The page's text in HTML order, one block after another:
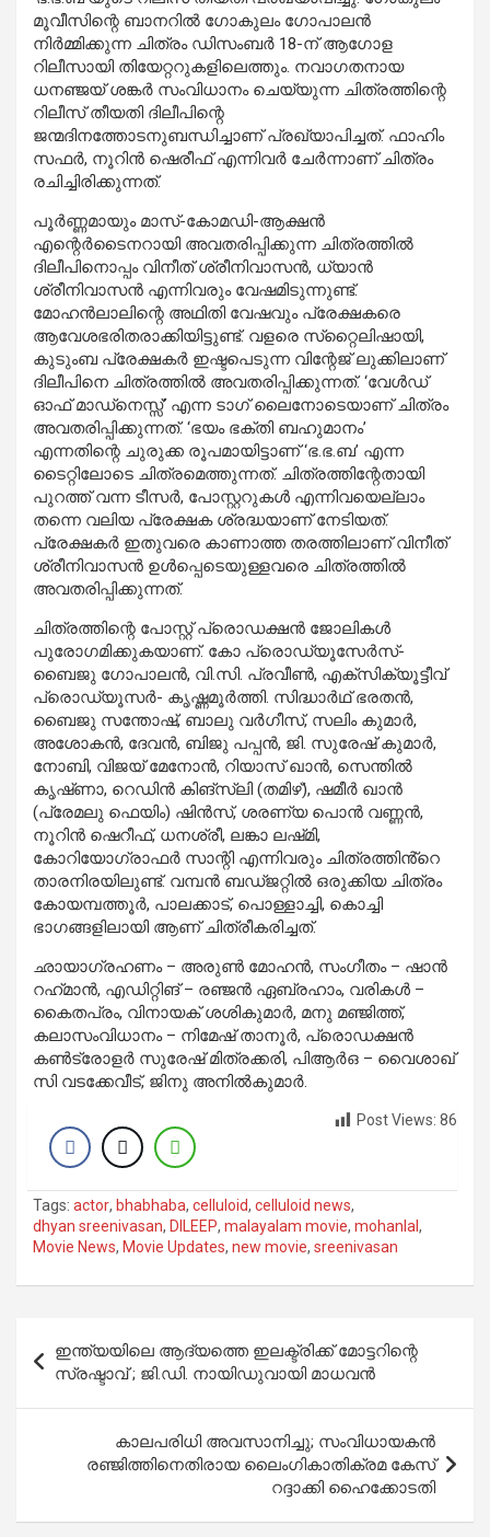
മൂവീസിന്റെ ബാനറില്‍ ഗോകുലം ഗോപാലന്‍
നിര്‍മ്മിക്കുന്ന ചിത്രം ഡിസംബര്‍ 18-ന് ആഗോള
റിലീസായി തിയേറ്ററുകളിലെത്തും. നവാഗതനായ
ധനഞ്ജയ് ശങ്കര്‍ സംവിധാനം ചെയ്യുന്ന ചിത്രത്തിന്റെ
റിലീസ് തീയതി ദിലീപിന്റെ
ജന്മദിനത്തോടനുബന്ധിച്ചാണ് പ്രഖ്യാപിച്ചത്. ഫാഹിം
സഫർ, നൂറിൻ ഷെരീഫ് എന്നിവർ ചേർന്നാണ് ചിത്രം
രചിച്ചിരിക്കുന്നത്.
പൂര്‍ണ്ണമായും മാസ്-കോമഡി-ആക്ഷന്‍
എന്റെര്‍ടൈനറായി അവതരിപ്പിക്കുന്ന ചിത്രത്തില്‍
ദിലീപിനൊപ്പം വിനീത് ശ്രീനിവാസന്‍, ധ്യാന്‍
ശ്രീനിവാസന്‍ എന്നിവരും വേഷമിടുന്നുണ്ട്.
മോഹൻലാലിന്റെ അഥിതി വേഷവും പ്രേക്ഷകരെ
ആവേശഭരിതരാക്കിയിട്ടുണ്ട്. വളരെ സ്‌റ്റൈലിഷായി,
കുടുംബ പ്രേക്ഷകര്‍ ഇഷ്ടപെടുന്ന വിന്റേജ് ലുക്കിലാണ്
ദിലീപിനെ ചിത്രത്തില്‍ അവതരിപ്പിക്കുന്നത്. ‘വേൾഡ്
ഓഫ് മാഡ്‌നെസ്സ്’ എന്ന ടാഗ് ലൈനോടെയാണ് ചിത്രം
അവതരിപ്പിക്കുന്നത്. ‘ഭയം ഭക്തി ബഹുമാനം’
എന്നതിന്റെ ചുരുക്ക രൂപമായിട്ടാണ് ‘ഭ.ഭ.ബ’ എന്ന
ടൈറ്റിലോടെ ചിത്രമെത്തുന്നത്. ചിത്രത്തിന്റേതായി
പുറത്ത് വന്ന ടീസർ, പോസ്റ്ററുകൾ എന്നിവയെല്ലാം
തന്നെ വലിയ പ്രേക്ഷക ശ്രദ്ധയാണ് നേടിയത്.
പ്രേക്ഷകർ ഇതുവരെ കാണാത്ത തരത്തിലാണ് വിനീത്
ശ്രീനിവാസൻ ഉൾപ്പെടെയുള്ളവരെ ചിത്രത്തിൽ
അവതരിപ്പിക്കുന്നത്.
ചിത്രത്തിന്റെ പോസ്റ്റ് പ്രൊഡക്ഷൻ ജോലികൾ
പുരോഗമിക്കുകയാണ്. കോ പ്രൊഡ്യൂസേര്‍സ്-
ബൈജു ഗോപാലന്‍, വി.സി. പ്രവീണ്‍, എക്‌സിക്യൂട്ടീവ്
പ്രൊഡ്യൂസര്‍- കൃഷ്ണമൂര്‍ത്തി. സിദ്ധാർഥ് ഭരതൻ,
ബൈജു സന്തോഷ്, ബാലു വർഗീസ്, സലിം കുമാർ,
അശോകൻ, ദേവൻ, ബിജു പപ്പൻ, ജി. സുരേഷ് കുമാർ,
നോബി, വിജയ് മേനോൻ, റിയാസ് ഖാൻ, സെന്തിൽ
കൃഷ്‌ണാ, റെഡിൻ കിങ്സ്‌ലി (തമിഴ്), ഷമീർ ഖാൻ
(പ്രേമലു ഫെയിം) ഷിൻസ്, ശരണ്യ പൊൻ വണ്ണൻ,
നൂറിൻ ഷെറീഫ്, ധനശ്രീ, ലങ്കാ ലഷ്‌മി,
കോറിയോഗ്രാഫർ സാന്റി എന്നിവരും ചിത്രത്തിൻ്റെ
താരനിരയിലുണ്ട്. വമ്പൻ ബഡ്‌ജറ്റിൽ ഒരുക്കിയ ചിത്രം
കോയമ്പത്തൂർ, പാലക്കാട്, പൊള്ളാച്ചി, കൊച്ചി
ഭാഗങ്ങളിലായി ആണ് ചിത്രീകരിച്ചത്.
ഛായാഗ്രഹണം – അരുണ്‍ മോഹന്‍, സംഗീതം – ഷാന്‍
റഹ്‌മാന്‍, എഡിറ്റിങ് – രഞ്ജന്‍ ഏബ്രഹാം, വരികള്‍ –
കൈതപ്രം, വിനായക് ശശികുമാര്‍, മനു മഞ്ജിത്ത്,
കലാസംവിധാനം – നിമേഷ് താനൂര്‍, പ്രൊഡക്ഷന്‍
കണ്‍ട്രോളര്‍ സുരേഷ് മിത്രക്കരി, പിആര്‍ഒ – വൈശാഖ്
സി വടക്കേവീട്, ജിനു അനില്‍കുമാര്‍.
Post Views: 86
Tags: actor, bhabhaba, celluloid, celluloid news,
dhyan sreenivasan, DILEEP, malayalam movie, mohanlal,
Movie News, Movie Updates, new movie, sreenivasan
navigation
ഇന്ത്യയിലെ ആദ്യത്തെ ഇലക്ട്രിക്ക് മോട്ടറിന്റെ
സ്രഷ്ടാവ് ; ജി.ഡി. നായിഡുവായി മാധവൻ
കാലപരിധി അവസാനിച്ചു; സംവിധായകൻ
രഞ്ജിത്തിനെതിരായ ലൈംഗികാതിക്രമ കേസ്
റദ്ദാക്കി ഹൈക്കോടതി